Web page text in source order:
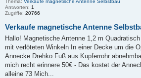
Thema: Verkaufe magnetische Antenne Selbstbau
Antworten: 1
Zugriffe: 20766
Verkaufe magnetische Antenne
Hallo! Magnetische Antenne 1,2 m
mit verlöteten Winkeln In einer Decke um die
Annecke Drehko Fuß aus Kupferrohr
mich recht erinnere 50€ - Das kostet der
alleine 73 Mich...